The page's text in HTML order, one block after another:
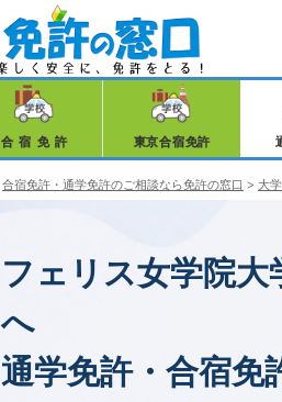
合宿免許 東京合宿免許
合宿免許・通学免許のご相談なら免許の窓口 > 大
フェリス女学院大
へ
通学免許・合宿免